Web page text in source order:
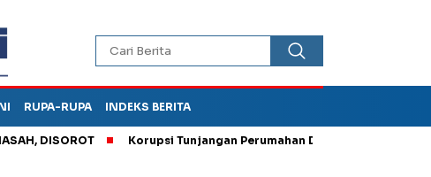
RUPA-RUPA INDEKS BERITA
DISOROT Korupsi Tunjangan Perumahan DPRD Ponorogo, Kejari